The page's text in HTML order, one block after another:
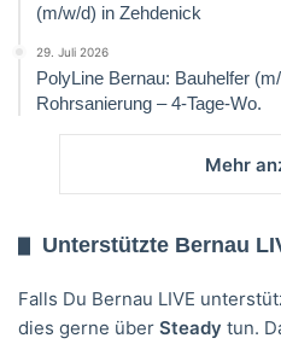
(m/w/d) in Zehdenick
29. Juli 2026
PolyLine Bernau: Bauhelfer
Rohrsanierung – 4-Tage-Wo.
Mehr
Unterstützte Bernau
Falls Du Bernau LIVE
dies gerne über Steady tun.